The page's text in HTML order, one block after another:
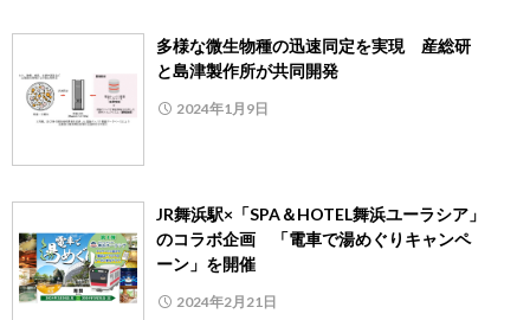
多様な微生物種の迅速同定を実現 産総研
と島津製作所が共同開発
2024年1月9日
JR舞浜駅×「SPA＆HOTEL舞浜ユーラシア」
のコラボ企画 「電車で湯めぐりキャンペ
ーン」を開催
2024年2月21日